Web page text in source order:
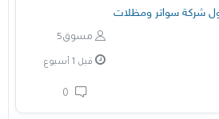
شركة سواتر ومظلات
مسوق5
قبل 1 أسبوع